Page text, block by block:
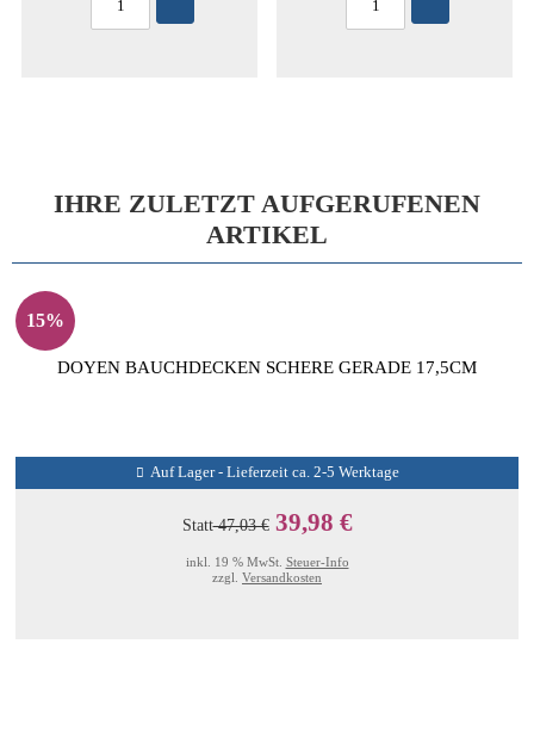
IHRE ZULETZT AUFGERUFENEN
ARTIKEL
15%
DOYEN BAUCHDECKEN SCHERE GERADE 17,5CM
Auf Lager - Lieferzeit ca. 2-5 Werktage
Statt47,03 € 39,98 €
inkl. 19 % MwSt. Steuer-Info
zzgl. Versandkosten